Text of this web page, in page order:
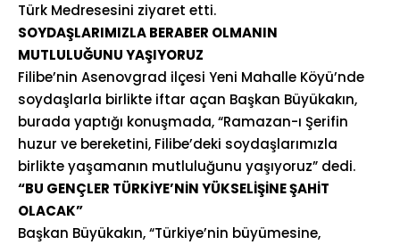
Türk Medresesini ziyaret etti.
SOYDAŞLARIMIZLA BERABER OLMANIN
MUTLULUĞUNU YAŞIYORUZ
Filibe’nin Asenovgrad ilçesi Yeni Mahalle Köyü’nde
soydaşlarla birlikte iftar açan Başkan Büyükakın,
burada yaptığı konuşmada, “Ramazan-ı Şerifin
huzur ve bereketini, Filibe’deki soydaşlarımızla
birlikte yaşamanın mutluluğunu yaşıyoruz” dedi.
“BU GENÇLER TÜRKİYE’NİN YÜKSELİŞİNE ŞAHİT
OLACAK”
Başkan Büyükakın, “Türkiye’nin büyümesine,